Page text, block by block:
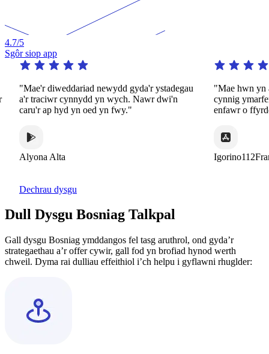
4.7/5
Sgôr siop app
"Mae'r diweddariad newydd gyda'r ystadegau
a'r traciwr cynnydd yn wych. Nawr dwi'n
caru'r ap hyd yn oed yn fwy."
Alyona Alta
"Mae hwn yn
cynnig ymarfer
enfawr o ffyrdd
Igorino112France
Dechrau dysgu
Dull Dysgu Bosniag Talkpal
Gall dysgu Bosniag ymddangos fel tasg aruthrol, ond gyda’r
strategaethau a’r offer cywir, gall fod yn brofiad hynod werth
chweil. Dyma rai dulliau effeithiol i’ch helpu i gyflawni rhuglder: